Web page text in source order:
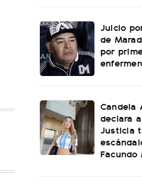
Juicio
de
por
Candela
declara
Justicia
Facundo